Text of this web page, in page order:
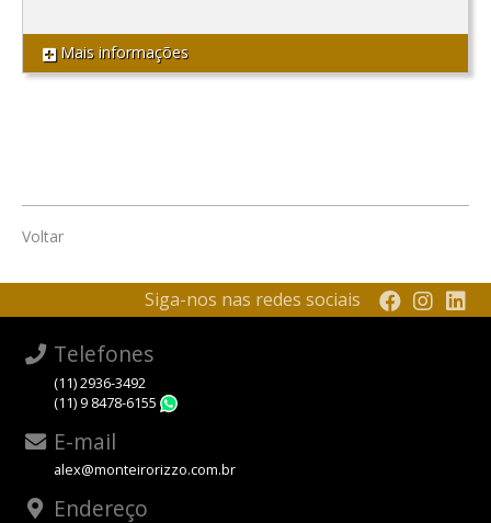
Mais informações
Voltar
Siga-nos nas redes sociais
Telefones
(11) 2936-3492
(11) 9 8478-6155
E-mail
alex@monteirorizzo.com.br
Endereço